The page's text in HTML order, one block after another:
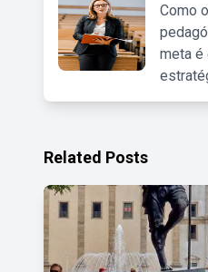
Como
meta é
Related Posts